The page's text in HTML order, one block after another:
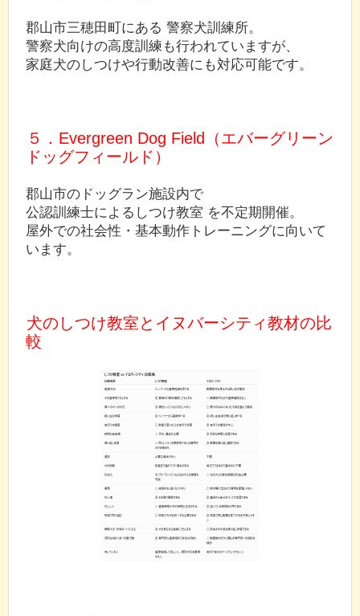
郡山市三穂田町にある 警察犬訓練所。
警察犬向けの高度訓練も行われていますが、
家庭犬のしつけや行動改善にも対応可能です。
５．Evergreen Dog Field（エバーグリーン
ドッグフィールド）
郡山市のドッグラン施設内で
公認訓練士によるしつけ教室 を不定期開催。
屋外での社会性・基本動作トレーニングに向いて
います。
犬のしつけ教室とイヌバーシティ教材の比
較